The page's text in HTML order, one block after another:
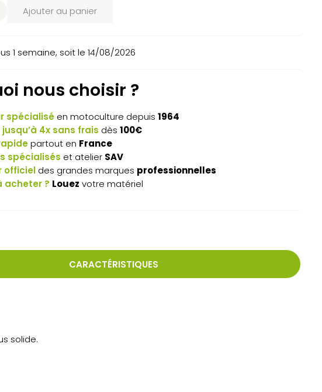
675,50€
Ajouter au panier
1 semaine, soit le 14/08/2026
nous choisir ?
spécialiséen motoculture depuis 1964
4x sans frais dès 100€
partout en France
spécialisés et atelier SAV
officieldes grandes marques professionnelles
acheter ? Louez votre matériel
CARACTÉRISTIQUES
solide.